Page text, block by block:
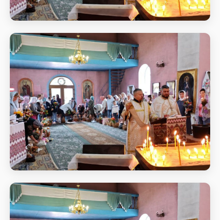
Святкове богослужіння
Початок Божественної
Святкове богослужіння
Початок Божественної